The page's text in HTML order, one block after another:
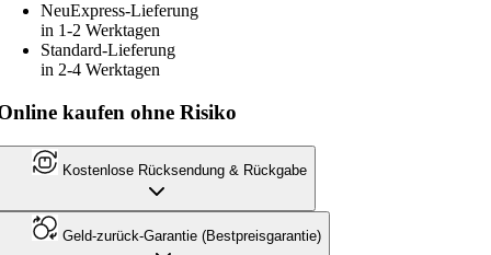
NeuExpress-Lieferung
in 1-2 Werktagen
Standard-Lieferung
in 2-4 Werktagen
kaufen ohne Risiko
Kostenlose Rücksendung & Rückgabe
Geld-zurück-Garantie (Bestpreisgarantie)